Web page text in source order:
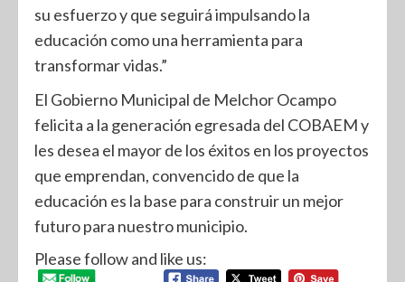
su esfuerzo y que seguirá impulsando la
educación como una herramienta para
transformar vidas.”
El Gobierno Municipal de Melchor Ocampo
felicita a la generación egresada del COBAEM y
les desea el mayor de los éxitos en los proyectos
que emprendan, convencido de que la
educación es la base para construir un mejor
futuro para nuestro municipio.
Please follow and like us: